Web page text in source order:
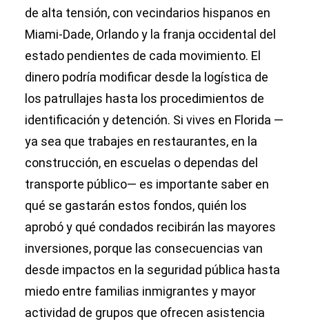
de alta tensión, con vecindarios hispanos en
Miami‑Dade, Orlando y la franja occidental del
estado pendientes de cada movimiento. El
dinero podría modificar desde la logística de
los patrullajes hasta los procedimientos de
identificación y detención. Si vives en Florida —
ya sea que trabajes en restaurantes, en la
construcción, en escuelas o dependas del
transporte público— es importante saber en
qué se gastarán estos fondos, quién los
aprobó y qué condados recibirán las mayores
inversiones, porque las consecuencias van
desde impactos en la seguridad pública hasta
miedo entre familias inmigrantes y mayor
actividad de grupos que ofrecen asistencia